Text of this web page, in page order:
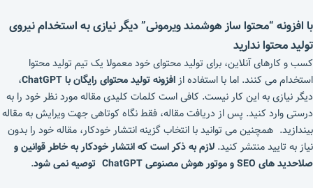
با افزونه“محتوا ساز هوشمند ویرمونی”دیگر نیازی به استخدام نیروی
تولید محتوا ندارید
کسب و کارهای آنلاین، برای تولید محتوای خود معمولا یک تیم تولید محتوا
استخدام می کنند. اما با استفاده ازافزونه تولید محتوای رایگان با ChatGPT
،
دیگر نیازی به این کار نیست. کافی است کلمات کلیدی مقاله مورد نظر خود را به
درستی وارد کنید. پس از دریافت مقاله، فقط نگاه کوتاهی جهت ویرایش به مقاله
بیندازید. همچنین می توانید با انتخاب گزینه انتشار خودکار، مقاله خود را بدون
نیاز به تایید منتشر کنید. لازم به ذکر است که انتشار خودکار به خاطر قوانین و
صلاحدید های SEO و موتور هوش مصنوعی ChatGPT توصیه نمی شود
.